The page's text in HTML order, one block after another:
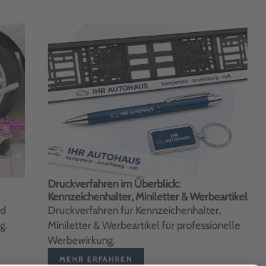
Druckverfahren im Überblick:
Kennzeichenhalter, Miniletter & Werbeartikel
Druckverfahren für Kennzeichenhalter,
Miniletter & Werbeartikel für professionelle
Werbewirkung.
MEHR ERFAHREN